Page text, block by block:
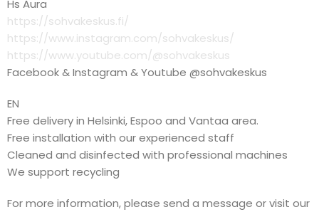
Hs Aura
https://sohvakeskus.fi/
https://www.instagram.com/sohvakeskus/
https://www.youtube.com/@sohvakeskus
Facebook & Instagram & Youtube @sohvakeskus
EN
Free delivery in Helsinki, Espoo and Vantaa area.
Free installation with our experienced staff
Cleaned and disinfected with professional machines
We support recycling
For more information, please send a message or visit our